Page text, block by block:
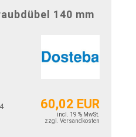
140 mm
60,02 EUR
incl. 19 % MwSt.
zzgl. Versandkosten